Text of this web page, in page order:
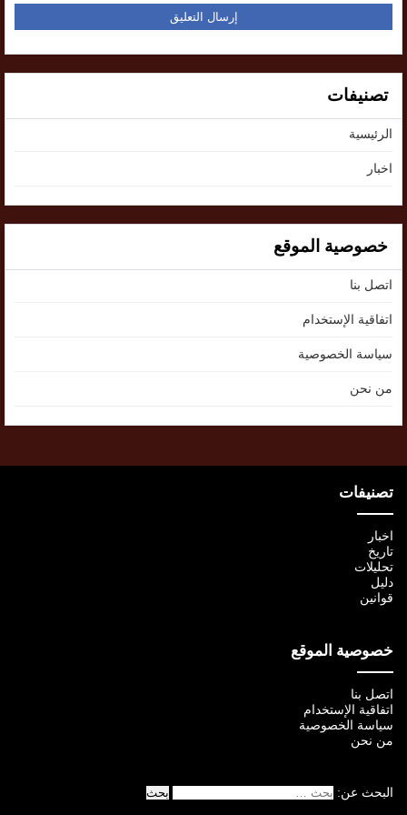
تصنيفات
الرئيسية
اخبار
خصوصية الموقع
اتصل بنا
اتفاقية الإستخدام
سياسة الخصوصية
من نحن
تصنيفات
اخبار
تاريخ
تحليلات
دليل
قوانين
خصوصية الموقع
اتصل بنا
اتفاقية الإستخدام
سياسة الخصوصية
من نحن
البحث عن: